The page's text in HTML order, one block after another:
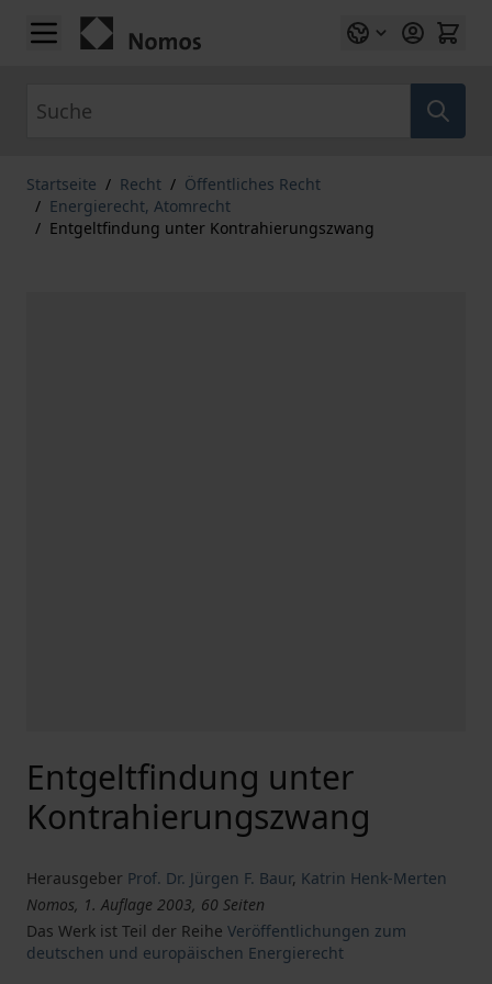
Zum Inhalt springen
Startseite / Recht / Öffentliches Recht
/ Energierecht, Atomrecht
/ Entgeltfindung unter Kontrahierungszwang
Entgeltfindung unter
Kontrahierungszwang
Herausgeber Prof. Dr. Jürgen F. Baur, Katrin Henk-Merten
Nomos, 1. Auflage 2003, 60 Seiten
Das Werk ist Teil der Reihe Veröffentlichungen zum
deutschen und europäischen Energierecht